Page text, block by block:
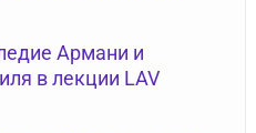
Армани и
в лекции LAV